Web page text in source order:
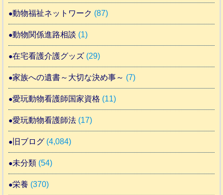
動物福祉ネットワーク (87)
動物関係進路相談 (1)
在宅看護介護グッズ (29)
家族への遺書～大切な決め事～ (7)
愛玩動物看護師国家資格 (11)
愛玩動物看護師法 (17)
旧ブログ (4,084)
未分類 (54)
栄養 (370)